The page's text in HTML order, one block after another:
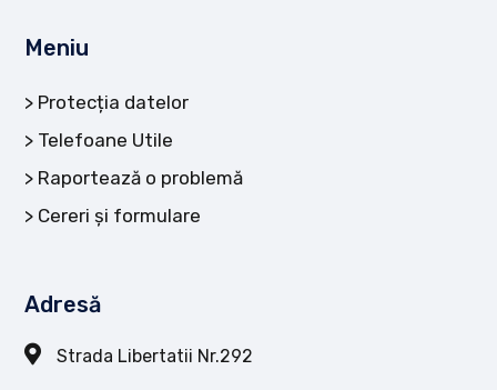
Meniu
Protecția datelor
Telefoane Utile
Raportează o problemă
Cereri și formulare
Adresă
Strada Libertatii Nr.292